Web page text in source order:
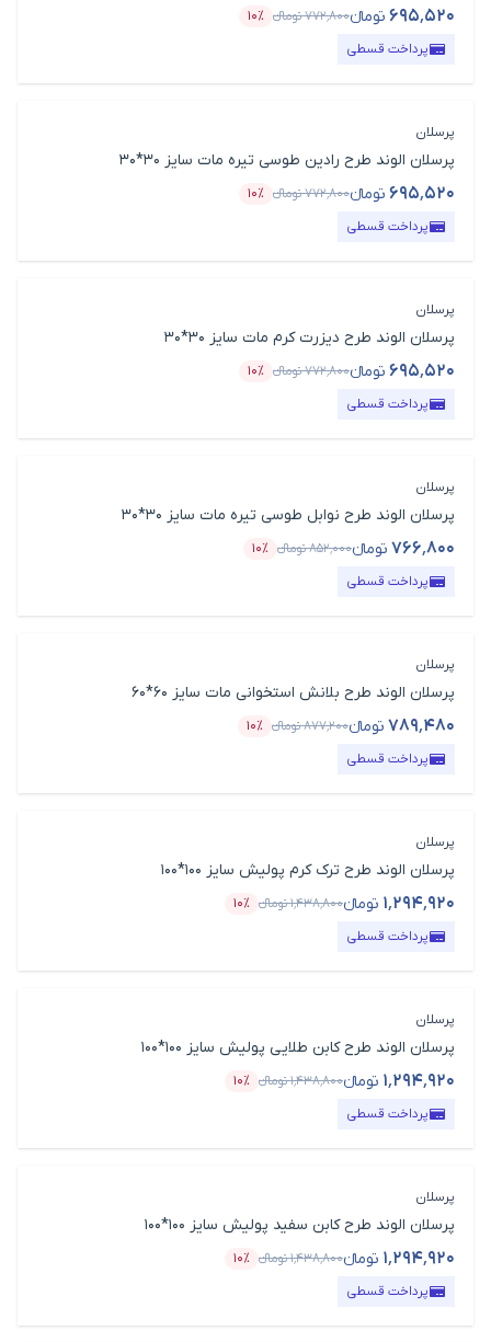
۶۹۵٬۵۲۰ تومانء۷۷۲٬۸۰۰تومانء
قیمت محصول
۱۰٪
درصد تخفیف
پرداخت قسطی
پرسلان
پرسلان الوند طرح رادین طوسی تیره مات سایز 30*30
۶۹۵٬۵۲۰ تومانء۷۷۲٬۸۰۰تومانء
قیمت محصول
۱۰٪
درصد تخفیف
پرداخت قسطی
پرسلان
پرسلان الوند طرح دیزرت کرم مات سایز 30*30
۶۹۵٬۵۲۰ تومانء۷۷۲٬۸۰۰تومانء
قیمت محصول
۱۰٪
درصد تخفیف
پرداخت قسطی
پرسلان
پرسلان الوند طرح نوابل طوسی تیره مات سایز 30*30
۷۶۶٬۸۰۰ تومانء۸۵۲٬۰۰۰تومانء
قیمت محصول
۱۰٪
درصد تخفیف
پرداخت قسطی
پرسلان
پرسلان الوند طرح بلانش استخوانی مات سایز 60*60
۷۸۹٬۴۸۰ تومانء۸۷۷٬۲۰۰تومانء
قیمت محصول
۱۰٪
درصد تخفیف
پرداخت قسطی
پرسلان
پرسلان الوند طرح ترک کرم پولیش سایز 100*100
۱٬۲۹۴٬۹۲۰ تومانء۱٬۴۳۸٬۸۰۰تومانء
قیمت محصول
۱۰٪
درصد تخفیف
پرداخت قسطی
پرسلان
پرسلان الوند طرح کابن طلایی پولیش سایز 100*100
۱٬۲۹۴٬۹۲۰ تومانء۱٬۴۳۸٬۸۰۰تومانء
قیمت محصول
۱۰٪
درصد تخفیف
پرداخت قسطی
پرسلان
پرسلان الوند طرح کابن سفید پولیش سایز 100*100
۱٬۲۹۴٬۹۲۰ تومانء۱٬۴۳۸٬۸۰۰تومانء
قیمت محصول
۱۰٪
درصد تخفیف
پرداخت قسطی